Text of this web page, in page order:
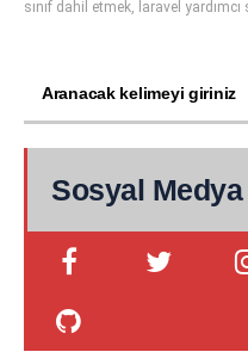
sınıf dahil etmek
laravel yardımcı
Sosyal Medya